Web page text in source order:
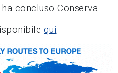
concluso Conserva.
qui.